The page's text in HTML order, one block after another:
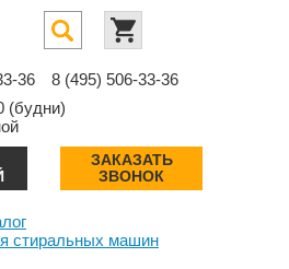
36
8 (495) 506-33-36
(будни)
ЗАКАЗАТЬ
ЗВОНОК
стиральных машин